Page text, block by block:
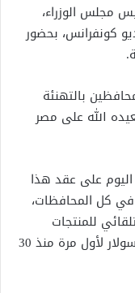
مجلس الوزراء،
كونفرانس، بحضور
بالتهنئة
الله على مصر
على عقد هذا
في كل المحافظات،
للمنتجات
البترولية، خاصة أنها تضمنت زيادة سعر السولار لأول مرة منذ 30